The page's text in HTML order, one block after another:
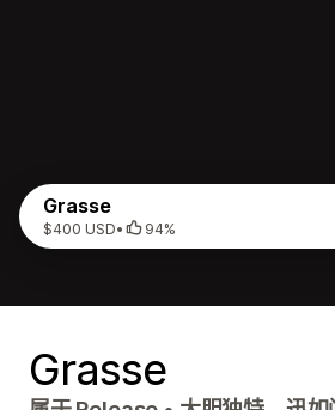
Grasse
$400 USD• 94%
Grasse